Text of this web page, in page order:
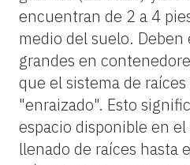
encuentran de 2 a 4
medio del suelo. Deben
grandes en
que el sistema de
"enraizado". Esto
espacio disponible en
llenado de raíces hasta